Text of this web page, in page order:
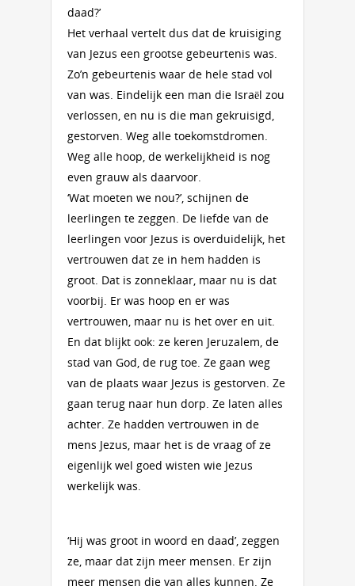
daad?’
Het verhaal vertelt dus dat de kruisiging
van Jezus een grootse gebeurtenis was.
Zo’n gebeurtenis waar de hele stad vol
van was. Eindelijk een man die Israël zou
verlossen, en nu is die man gekruisigd,
gestorven. Weg alle toekomstdromen.
Weg alle hoop, de werkelijkheid is nog
even grauw als daarvoor.
‘Wat moeten we nou?’, schijnen de
leerlingen te zeggen. De liefde van de
leerlingen voor Jezus is overduide­lijk, het
vertrouwen dat ze in hem hadden is
groot. Dat is zonneklaar, maar nu is dat
voorbij. Er was hoop en er was
vertrouwen, maar nu is het over en uit.
En dat blijkt ook: ze keren Jeruzalem, de
stad van God, de rug toe. Ze gaan weg
van de plaats waar Jezus is gestorven. Ze
gaan terug naar hun dorp. Ze laten alles
achter. Ze hadden vertrouwen in de
mens Jezus, maar het is de vraag of ze
eigenlijk wel goed wisten wie Jezus
werkelijk was.
‘Hij was groot in woord en daad’, zeggen
ze, maar dat zijn meer mensen. Er zijn
meer mensen die van alles kunnen. Ze